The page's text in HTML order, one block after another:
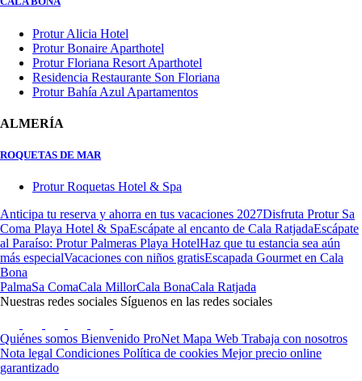
Protur Alicia Hotel
Protur Bonaire Aparthotel
Protur Floriana Resort Aparthotel
Residencia Restaurante Son Floriana
Protur Bahía Azul Apartamentos
ALMERÍA
ROQUETAS DE MAR
Protur Roquetas Hotel & Spa
Anticipa tu reserva y ahorra en tus vacaciones 2027Disfruta Protur Sa
Coma Playa Hotel & SpaEscápate al encanto de Cala RatjadaEscápate
al Paraíso: Protur Palmeras Playa HotelHaz que tu estancia sea aún
más especialVacaciones con niños gratisEscapada Gourmet en Cala
Bona
PalmaSa ComaCala MillorCala BonaCala Ratjada
Nuestras redes sociales Síguenos en las redes sociales
Quiénes somos Bienvenido ProNet Mapa Web Trabaja con nosotros
Nota legal Condiciones Política de cookies Mejor precio online
garantizado